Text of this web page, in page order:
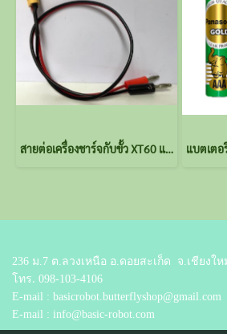
สายต่อเครื่องชาร์จกับขั้ว XT60 แบต Lipo
236 ม.7 ต.ลวงเหนือ อ.ดอยสะเก็ด จ.เชียงให
โทร. 098-103-4106
E-mail : basicrobot.butterflyshop@gmail.com
E-mail : info@basic-robot.com